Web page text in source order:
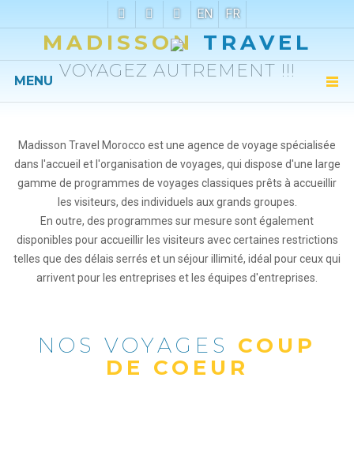
EN FR
MENU
MADISSON TRAVEL
VOYAGEZ AUTREMENT !!!
Madisson Travel Morocco est une agence de voyage spécialisée
dans l'accueil et l'organisation de voyages, qui dispose d'une large
gamme de programmes de voyages classiques prêts à accueillir
les visiteurs, des individuels aux grands groupes.
En outre, des programmes sur mesure sont également
disponibles pour accueillir les visiteurs avec certaines restrictions
telles que des délais serrés et un séjour illimité, idéal pour ceux qui
arrivent pour les entreprises et les équipes d'entreprises.
NOS VOYAGES COUP
DE COEUR